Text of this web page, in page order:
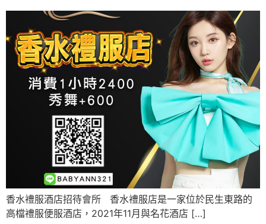
香水禮服酒店招待會所 香水禮服店是一家位於民生東路的
高檔禮服便服酒店，2021年11月與名花酒店 […]